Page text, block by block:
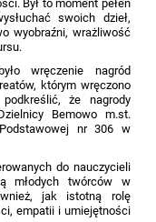
Był to moment pełen
swoich dzieł,
wyobraźni, wrażliwość
wręczenie nagród
którym wręczono
że nagrody
Bemowo m.st.
nr 306 w
do nauczycieli
młodych twórców w
jak istotną rolę
empatii i umiejętności